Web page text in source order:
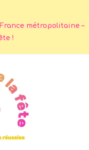
métropolitaine –
!